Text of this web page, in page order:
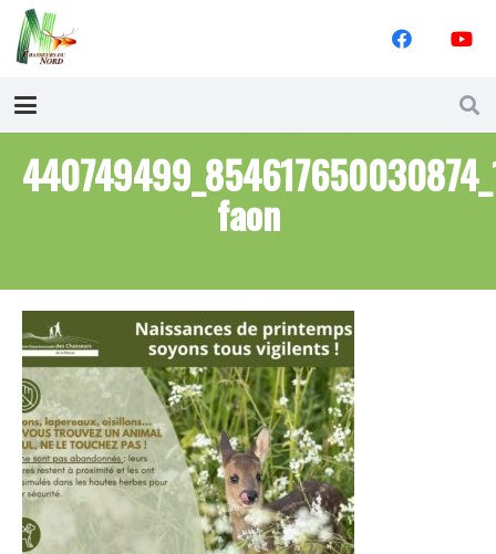
faon